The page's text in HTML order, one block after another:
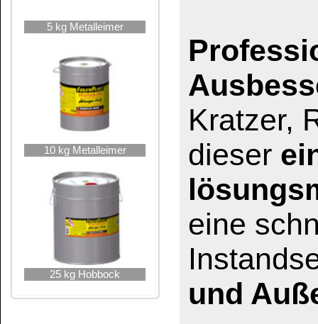
FugenPlast
hervorragend für
beispielsweise
Tischlerplatten
Holzfugen oder
neuer
Um genau Ihre
Bindemittel-
aus
herstellen.
Ref. Praktikus (Praktisch) 723